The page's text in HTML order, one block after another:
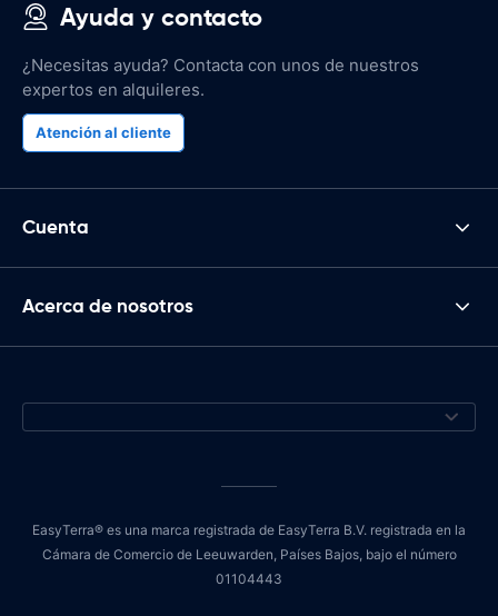
Ayuda y contacto
¿Necesitas ayuda? Contacta con unos de nuestros
expertos en alquileres.
Atención al cliente
Cuenta
Acerca de nosotros
EasyTerra® es una marca registrada de EasyTerra B.V. registrada en la
Cámara de Comercio de Leeuwarden, Países Bajos, bajo el número
01104443